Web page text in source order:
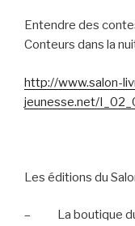
Entendre des
Conteurs dans la
http://www.salon-
jeunesse.net/
Les éditions du
–
La boutique